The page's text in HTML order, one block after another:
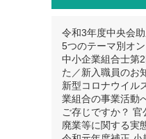
令和3年度中央会
5つのテーマ別オ
中小企業組合士第
た／新入職員のお
新型コロナウイル
業組合の事業活動
ご存じですか？
廃業等に関する実